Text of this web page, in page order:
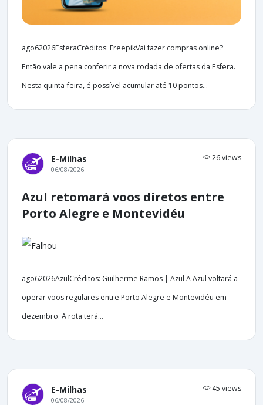
ago62026EsferaCréditos: FreepikVai fazer compras online?
Então vale a pena conferir a nova rodada de ofertas da Esfera.
Nesta quinta-feira, é possível acumular até 10 pontos...
E-Milhas 26 views
06/08/2026
Azul retomará voos diretos entre
Porto Alegre e Montevidéu
ago62026AzulCréditos: Guilherme Ramos | Azul A Azul voltará a
operar voos regulares entre Porto Alegre e Montevidéu em
dezembro. A rota terá...
E-Milhas 45 views
06/08/2026